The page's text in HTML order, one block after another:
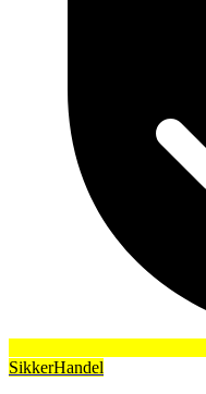
SikkerHandel